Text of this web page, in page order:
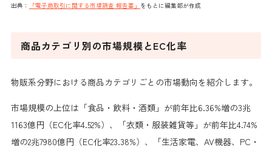
出典： 「電子商取引に関する市場調査 報告書」 をもとに編集部が作成
商品カテゴリ別の市場規模とEC化率
物販系分野における商品カテゴリごとの市場動向を紹介します。
市場規模の上位は「食品・飲料・酒類」が前年比6.36%増の3兆
1163億円（EC化率4.52%）、「衣類・服装雑貨等」が前年比4.74%
増の2兆7980億円（EC化率23.38%）、「生活家電、AV機器、PC・